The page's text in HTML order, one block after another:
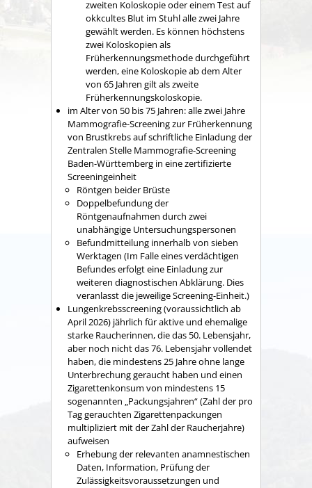
zweiten Koloskopie odereinem Test auf
okkcultes Blut im Stuhl alle zwei Jahre
gewählt werden. Es können höchstens
zwei Koloskopien als
Früherkennungsmethode durchgeführt
werden, eine Koloskopie ab dem Alter
von 65 Jahren gilt als zweite
Früherkennungskoloskopie.
im Alter von 50 bis 75 Jahren: alle zwei Jahre
Mammografie-Screening zur Früherkennung
von Brustkrebs auf schriftliche Einladung der
Zentralen Stelle Mammografie-Screening
Baden-Württemberg in eine zertifizierte
Screeningeinheit
Röntgen beider Brüste
Doppelbefundung der
Röntgenaufnahmen durch zwei
unabhängige Untersuchungspersonen
Befundmitteilung innerhalb von sieben
Werktagen (Im Falle eines verdächtigen
Befundes erfolgt eine Einladung zur
weiteren diagnostischen Abklärung. Dies
veranlasst die jeweilige Screening-Einheit.)
Lungenkrebsscreening (voraussichtlich ab
April 2026) jährlich für aktive und ehemalige
starke Raucherinnen, die das 50. Lebensjahr,
aber noch nicht das 76. Lebensjahr vollendet
haben, die mindestens 25 Jahre ohne lange
Unterbrechung geraucht haben und einen
Zigarettenkonsum von mindestens 15
sogenannten „Packungsjahren“ (Zahl der pro
Tag gerauchten Zigarettenpackungen
multipliziert mit der Zahl der Raucherjahre)
aufweisen
Erhebung der relevanten anamnestischen
Daten, Information, Prüfung der
Zulässigkeitsvoraussetzungen und